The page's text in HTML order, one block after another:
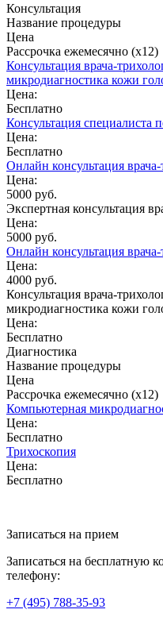
Консультация
Название процедуры
Цена
Рассрочка ежемесячно (x12)
Консультация врача-
микродиагностика кожи
Цена:
Бесплатно
Консультация специалиста
Цена:
Бесплатно
Онлайн консультация
Цена:
5000 руб.
Экспертная консультация
Цена:
5000 руб.
Онлайн консультация
Цена:
4000 руб.
Консультация врача-
микродиагностика кожи
Цена:
Бесплатно
Диагностика
Название процедуры
Цена
Рассрочка ежемесячно (x12)
Компьютерная
Цена:
Бесплатно
Трихоскопия
Цена:
Бесплатно
Записаться на прием
Записаться на бесплатную
телефону:
+7 (495) 788-35-93